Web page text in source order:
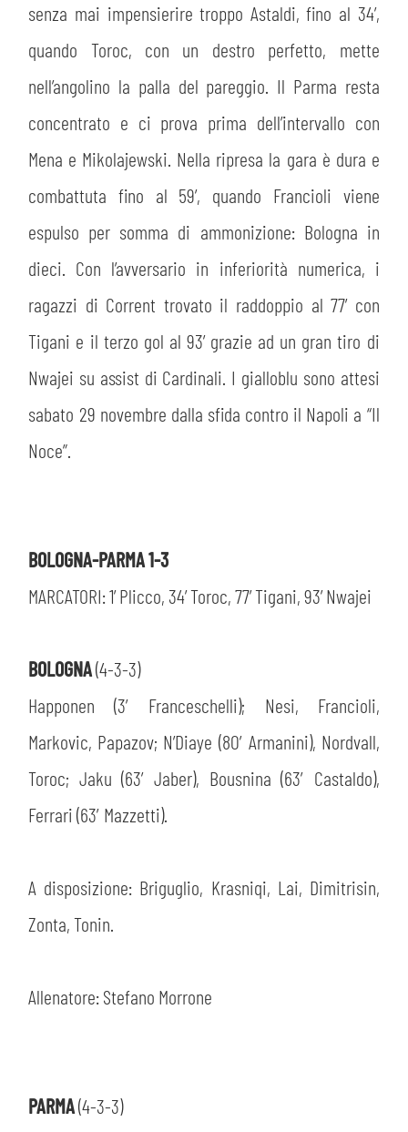
SLO
LAVORA CON NOI
INFORMATIVA FINANZIARIA
LEGENDS
PARTNER
MEDIA
senza mai impensierire troppo Astaldi, fino al 34’,
quando Toroc, con un destro perfetto, mette
nell’angolino la palla del pareggio. Il Parma resta
concentrato e ci prova prima dell’intervallo con
Mena e Mikolajewski. Nella ripresa la gara è dura e
combattuta fino al 59’, quando Francioli viene
espulso per somma di ammonizione: Bologna in
dieci. Con l’avversario in inferiorità numerica, i
ragazzi di Corrent trovato il raddoppio al 77’ con
Tigani e il terzo gol al 93’ grazie ad un gran tiro di
Nwajei su assist di Cardinali. I gialloblu sono attesi
sabato 29 novembre dalla sfida contro il Napoli a “Il
Noce”.
BOLOGNA-PARMA 1-3
MARCATORI: 1’ Plicco, 34’ Toroc, 77’ Tigani, 93’ Nwajei
BOLOGNA(4-3-3)
Happonen (3′ Franceschelli); Nesi, Francioli,
Markovic, Papazov; N’Diaye (80′ Armanini), Nordvall,
Toroc; Jaku (63′ Jaber), Bousnina (63′ Castaldo),
Ferrari (63′ Mazzetti).
A disposizione: Briguglio, Krasniqi, Lai, Dimitrisin,
Zonta, Tonin.
Allenatore: Stefano Morrone
PARMA(4-3-3)